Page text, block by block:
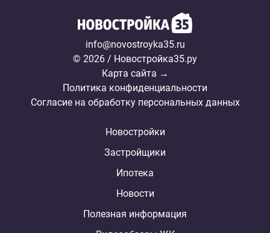
info@novostroyka35.ru
© 2026 / Новостройка35.ру
Карта сайта →
Политика конфиденциальности
Согласие на обработку персональных данных
Новостройки
Застройщики
Ипотека
Новости
Полезная информация